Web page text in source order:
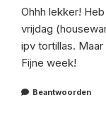
Ohhh lekker!
vrijdag
ipv tortillas.
Fijne week!
Beantwoorden